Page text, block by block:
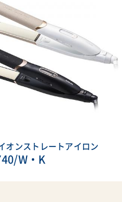
オンストレートアイロン
W・K